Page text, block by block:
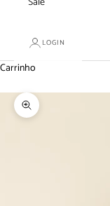
LOGIN
Carrinho
Zoom na imagem